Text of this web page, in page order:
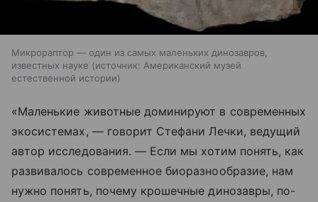
Микрораптор — один из самых маленьких динозавров,
известных науке
источник: Американский музей
естественной истории
«Маленькие животные доминируют в современных
экосистемах, — говорит Стефани Лечки, ведущий
автор исследования. — Если мы хотим понять, как
развивалось современное биоразнообразие, нам
нужно понять, почему крошечные динозавры, по-